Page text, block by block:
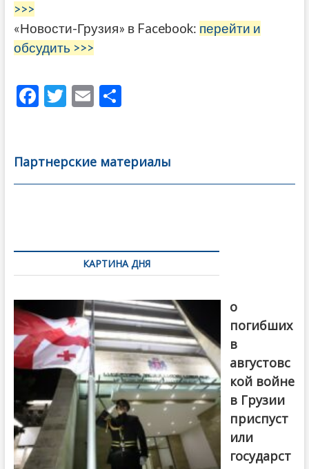
>>>
«Новости-Грузия» в Facebook: перейти и
обсудить >>>
F
b
o
T
er
E
l
О
а
в
Партнерские материалы
по
записямКАРТИНА ДНЯ
о
погибших
в
августовс
кой войне
в Грузии
приспуст
или
государст